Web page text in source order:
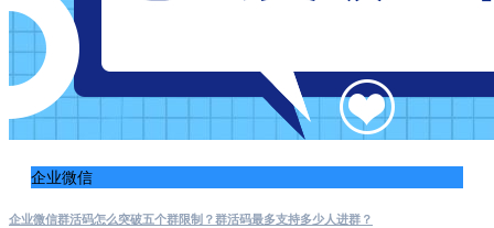
企业微信
企业微信群活码怎么突破五个群限制？群活码最多支持多少人进群？